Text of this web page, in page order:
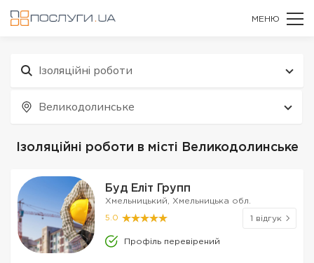
МЕНЮ
Ізоляційні роботи
Великодолинське
Ізоляційні роботи в місті Великодолинське
Буд Еліт Групп
Хмельницький, Хмельницька обл.
5.0 1 відгук
Профіль перевірений